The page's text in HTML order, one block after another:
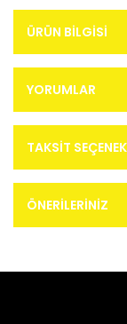
ÜRÜN BILGISI
YORUMLAR
TAKSIT
ÖNERILERINIZ